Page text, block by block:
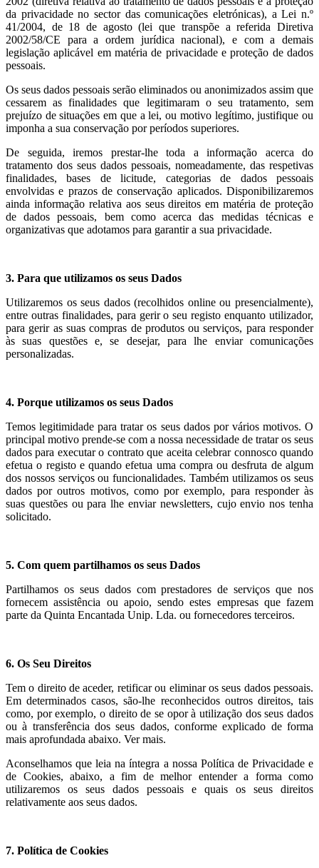
da privacidade no sector das comunicações eletrónicas), a Lei n.º
41/2004, de 18 de agosto (lei que transpõe a referida Diretiva
2002/58/CE para a ordem jurídica nacional), e com a demais
legislação aplicável em matéria de privacidade e proteção de dados
pessoais.
Os seus dados pessoais serão eliminados ou anonimizados assim que
cessarem as finalidades que legitimaram o seu tratamento, sem
prejuízo de situações em que a lei, ou motivo legítimo, justifique ou
imponha a sua conservação por períodos superiores.
De seguida, iremos prestar-lhe toda a informação acerca do
tratamento dos seus dados pessoais, nomeadamente, das respetivas
finalidades, bases de licitude, categorias de dados pessoais
envolvidas e prazos de conservação aplicados. Disponibilizaremos
ainda informação relativa aos seus direitos em matéria de proteção
de dados pessoais, bem como acerca das medidas técnicas e
organizativas que adotamos para garantir a sua privacidade.
3. Para que utilizamos os seus Dados
Utilizaremos os seus dados (recolhidos online ou presencialmente),
entre outras finalidades, para gerir o seu registo enquanto utilizador,
para gerir as suas compras de produtos ou serviços, para responder
às suas questões e, se desejar, para lhe enviar comunicações
personalizadas.
4. Porque utilizamos os seus Dados
Temos legitimidade para tratar os seus dados por vários motivos. O
principal motivo prende-se com a nossa necessidade de tratar os seus
dados para executar o contrato que aceita celebrar connosco quando
efetua o registo e quando efetua uma compra ou desfruta de algum
dos nossos serviços ou funcionalidades. Também utilizamos os seus
dados por outros motivos, como por exemplo, para responder às
suas questões ou para lhe enviar newsletters, cujo envio nos tenha
solicitado.
5. Com quem partilhamos os seus Dados
Partilhamos os seus dados com prestadores de serviços que nos
fornecem assistência ou apoio, sendo estes empresas que fazem
parte da Quinta Encantada Unip. Lda. ou fornecedores terceiros.
6. Os Seu Direitos
Tem o direito de aceder, retificar ou eliminar os seus dados pessoais.
Em determinados casos, são-lhe reconhecidos outros direitos, tais
como, por exemplo, o direito de se opor à utilização dos seus dados
ou à transferência dos seus dados, conforme explicado de forma
mais aprofundada abaixo. Ver mais.
Aconselhamos que leia na íntegra a nossa Política de Privacidade e
de Cookies, abaixo, a fim de melhor entender a forma como
utilizaremos os seus dados pessoais e quais os seus direitos
relativamente aos seus dados.
7. Política de Cookies